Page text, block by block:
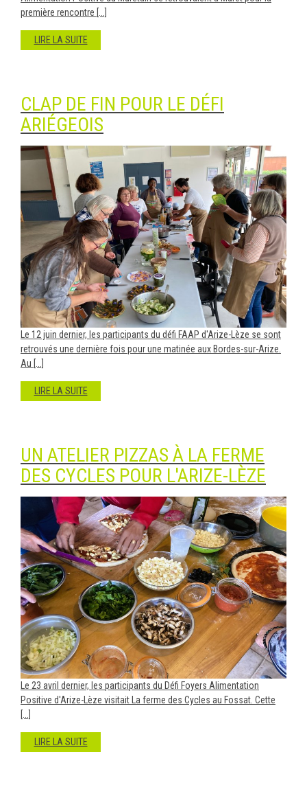
première rencontre [...]
LIRE LA SUITE
CLAP DE FIN POUR LE DÉFI
ARIÉGEOIS
Le 12 juin dernier, les participants du défi FAAP d'Arize-Lèze se sont
retrouvés une dernière fois pour une matinée aux Bordes-sur-Arize.
Au [...]
LIRE LA SUITE
UN ATELIER PIZZAS À LA FERME
DES CYCLES POUR L'ARIZE-LÈZE
Le 23 avril dernier, les participants du Défi Foyers Alimentation
Positive d'Arize-Lèze visitait La ferme des Cycles au Fossat. Cette
[...]
LIRE LA SUITE